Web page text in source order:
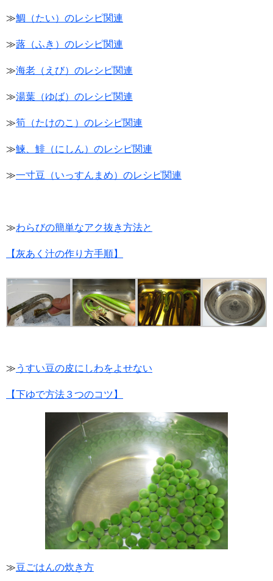
≫鯛（たい）のレシピ関連
≫蕗（ふき）のレシピ関連
≫海老（えび）のレシピ関連
≫湯葉（ゆば）のレシピ関連
≫筍（たけのこ）のレシピ関連
≫鰊、鯡（にしん）のレシピ関連
≫一寸豆（いっすんまめ）のレシピ関連
≫わらびの簡単なアク抜き方法と
【灰あく汁の作り方手順】
≫ うすい豆の皮にしわをよせない
【下ゆで方法３つのコツ】
≫豆ごはんの炊き方